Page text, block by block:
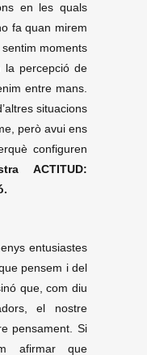
en les quals
fa quan mirem
moments
la percepció de
entre mans.
situacions
però avui ens
configuren
ACTITUD:
entusiastes
pensem i del
que, com diu
el nostre
pensament. Si
afirmar que